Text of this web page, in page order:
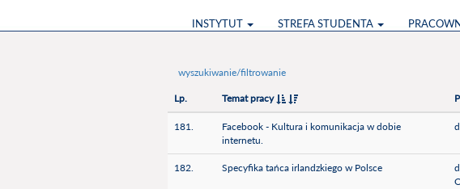
INSTYTUT STREFA STUDENTA
wyszukiwanie/filtrowanie
Lp. Temat pracy
181.
Facebook - Kultura i komunikacja w dobie
internetu.
182. Specyfika tańca irlandzkiego w Polsce